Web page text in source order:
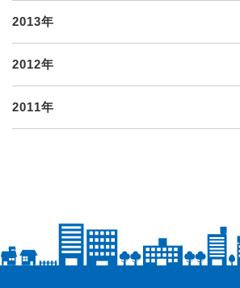
2013年
2012年
2011年